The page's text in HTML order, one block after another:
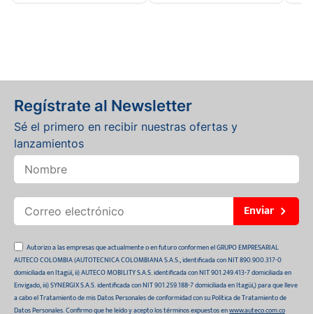
Regístrate al Newsletter
Sé el primero en recibir nuestras ofertas y
lanzamientos
Enviar
Autorizo a las empresas que actualmente o en futuro conformen el GRUPO EMPRESARIAL
AUTECO COLOMBIA (AUTOTECNICA COLOMBIANA S.A.S., identificada con NIT 890.900.317-0
domiciliada en Itagüí, ii) AUTECO MOBILITY S.A.S. identificada con NIT 901.249.413-7 domiciliada en
Envigado, iii) SYNERGIX S.A.S. identificada con NIT 901.259.188-7 domiciliada en Itagüí,) para que lleve
a cabo el Tratamiento de mis Datos Personales de conformidad con su Política de Tratamiento de
Datos Personales. Confirmo que he leído y acepto los términos expuestos enwww.auteco.com.co